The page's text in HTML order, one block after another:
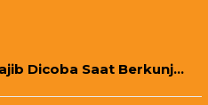
Dicoba Saat Berkunj…